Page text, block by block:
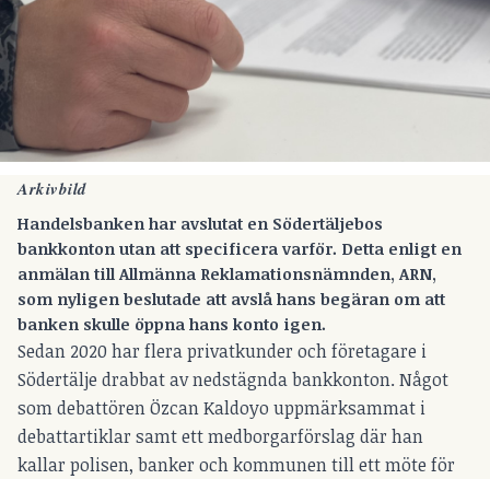
Arkivbild
Handelsbanken har avslutat en Södertäljebos
bankkonton utan att specificera varför. Detta enligt en
anmälan till Allmänna Reklamationsnämnden, ARN,
som nyligen beslutade att avslå hans begäran om att
banken skulle öppna hans konto igen.
Sedan 2020 har flera privatkunder och företagare i
Södertälje drabbat av nedstägnda bankkonton. Något
som debattören Özcan Kaldoyo uppmärksammat i
debattartiklar samt ett medborgarförslag där han
kallar polisen, banker och kommunen till ett möte för